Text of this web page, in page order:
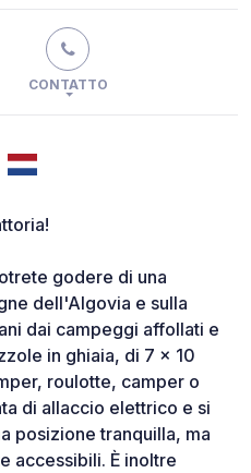
CONTATTO
godere di una
dell'Algovia e sulla
dai campeggi affollati e
in ghiaia, di 7 x 10
roulotte, camper o
di allaccio elettrico e si
posizione tranquilla, ma
accessibili. È inoltre